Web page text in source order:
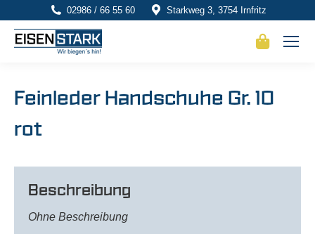
02986 / 66 55 60 Starkweg 3, 3754 Irnfritz
Feinleder Handschuhe Gr. 10
rot
Beschreibung
Ohne Beschreibung